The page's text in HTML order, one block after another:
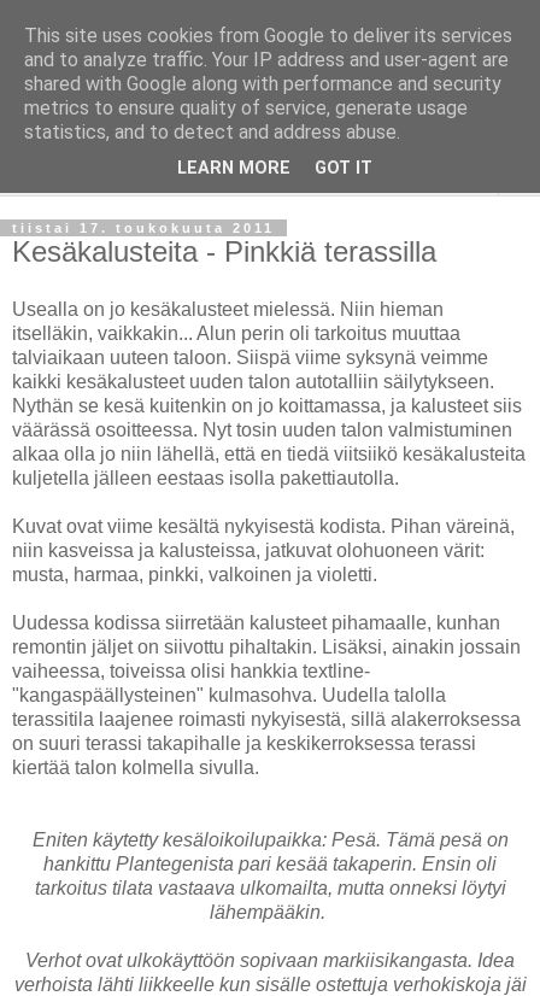
Taloja ja Toiveita
[ Sisustaa ] [ Remontoi ] [ Tuunaa ] [ Haaveilee ] [ Reissaa ]
tiistai 17. toukokuuta 2011
Kesäkalusteita - Pinkkiä terassilla
Usealla on jo kesäkalusteet mielessä. Niin hieman
itselläkin, vaikkakin... Alun perin oli tarkoitus muuttaa
talviaikaan uuteen taloon. Siispä viime syksynä veimme
kaikki kesäkalusteet uuden talon autotalliin säilytykseen.
Nythän se kesä kuitenkin on jo koittamassa, ja kalusteet siis
väärässä osoitteessa. Nyt tosin uuden talon valmistuminen
alkaa olla jo niin lähellä, että en tiedä viitsiikö kesäkalusteita
kuljetella jälleen eestaas isolla pakettiautolla.
Kuvat ovat viime kesältä nykyisestä kodista. Pihan väreinä,
niin kasveissa ja kalusteissa, jatkuvat olohuoneen värit:
musta, harmaa, pinkki, valkoinen ja violetti.
Uudessa kodissa siirretään kalusteet pihamaalle, kunhan
remontin jäljet on siivottu pihaltakin. Lisäksi, ainakin jossain
vaiheessa, toiveissa olisi hankkia textline-
"kangaspäällysteinen" kulmasohva. Uudella talolla
terassitila laajenee roimasti nykyisestä, sillä alakerroksessa
on suuri terassi takapihalle ja keskikerroksessa terassi
kiertää talon kolmella sivulla.
Eniten käytetty kesäloikoilupaikka: Pesä. Tämä pesä on
hankittu Plantegenista pari kesää takaperin. Ensin oli
tarkoitus tilata vastaava ulkomailta, mutta onneksi löytyi
lähempääkin.
Verhot ovat ulkokäyttöön sopivaan markiisikangasta. Idea
verhoista lähti liikkeelle kun sisälle ostettuja verhokiskoja jäi
This site uses cookies from Google to deliver its services
and to analyze traffic. Your IP address and user-agent are
shared with Google along with performance and security
metrics to ensure quality of service, generate usage
statistics, and to detect and address abuse.
LEARN MORE GOT IT